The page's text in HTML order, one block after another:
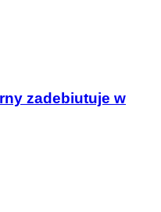
zadebiutuje w